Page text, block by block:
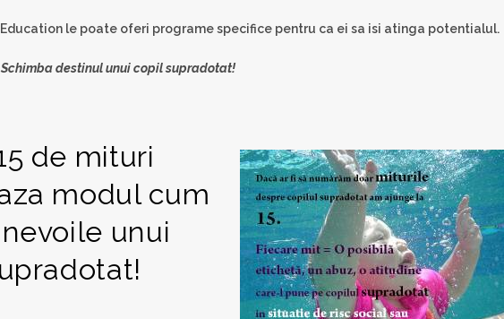
le poate oferi programe specifice pentru ca ei sa isi atinga potentialul.
destinul unui copil supradotat!
de mituri
modul cum
unui